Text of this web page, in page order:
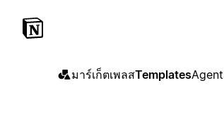
มาร์เก็ตเพลสTemplates